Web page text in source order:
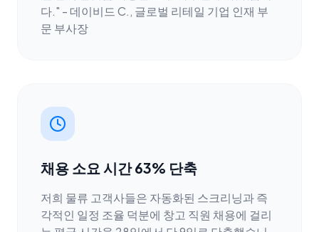
다." - 데이비드 C., 글로벌 리테일 기업 인재 부
문 부사장
채용 소요 시간 63% 단축
저희 물류 고객사들은 자동화된 스크리닝과 즉
각적인 일정 조율 덕분에 창고 직원 채용에 걸리